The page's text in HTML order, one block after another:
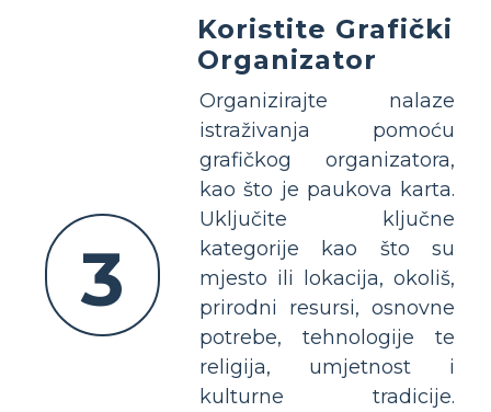
3
Koristite Grafički
Organizator
Organizirajte nalaze
istraživanja pomoću
grafičkog organizatora,
kao što je paukova karta.
Uključite ključne
kategorije kao što su
mjesto ili lokacija, okoliš,
prirodni resursi, osnovne
potrebe, tehnologije te
religija, umjetnost i
kulturne tradicije.